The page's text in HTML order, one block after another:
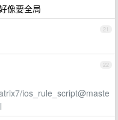
像要全局
21
22
ios_rule_script@maste